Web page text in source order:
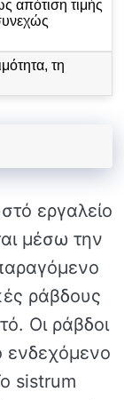
απότιση τιμής
τη
εργαλείο
μέσω την
ράβδους
Οι ράβδοι
ενδεχόμενο
sistrum